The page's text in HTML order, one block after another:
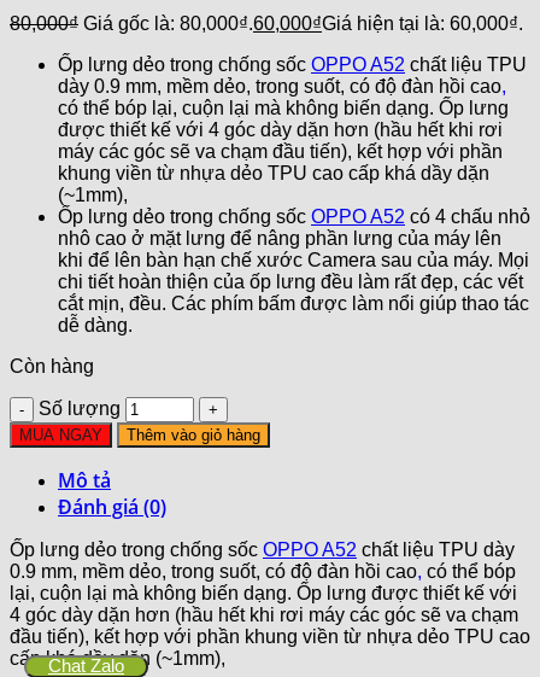
80,000₫ Giá gốc là: 80,000₫.60,000₫Giá hiện tại là: 60,000₫.
Ốp lưng dẻo trong chống sốc OPPO A52 chất liệu TPU
dày 0.9 mm, mềm dẻo, trong suốt, có độ đàn hồi cao,
có thể bóp lại, cuộn lại mà không biến dạng. Ốp lưng
được thiết kế với 4 góc dày dặn hơn (hầu hết khi rơi
máy các góc sẽ va chạm đầu tiến), kết hợp với phần
khung viền từ nhựa dẻo TPU cao cấp khá dầy dặn
(~1mm),
Ốp lưng dẻo trong chống sốc OPPO A52 có 4 chấu nhỏ
nhô cao ở mặt lưng để nâng phần lưng của máy lên
khi để lên bàn hạn chế xước Camera sau của máy. Mọi
chi tiết hoàn thiện của ốp lưng đều làm rất đẹp, các vết
cắt mịn, đều. Các phím bấm được làm nổi giúp thao tác
dễ dàng.
Còn hàng
Số lượng
MUA NGAY Thêm vào giỏ hàng
Mô tả
Đánh giá (0)
Ốp lưng dẻo trong chống sốc OPPO A52 chất liệu TPU dày
0.9 mm, mềm dẻo, trong suốt, có độ đàn hồi cao, có thể bóp
lại, cuộn lại mà không biến dạng. Ốp lưng được thiết kế với
4 góc dày dặn hơn (hầu hết khi rơi máy các góc sẽ va chạm
đầu tiến), kết hợp với phần khung viền từ nhựa dẻo TPU cao
cấp khá dầy dặn (~1mm),
Chat Zalo